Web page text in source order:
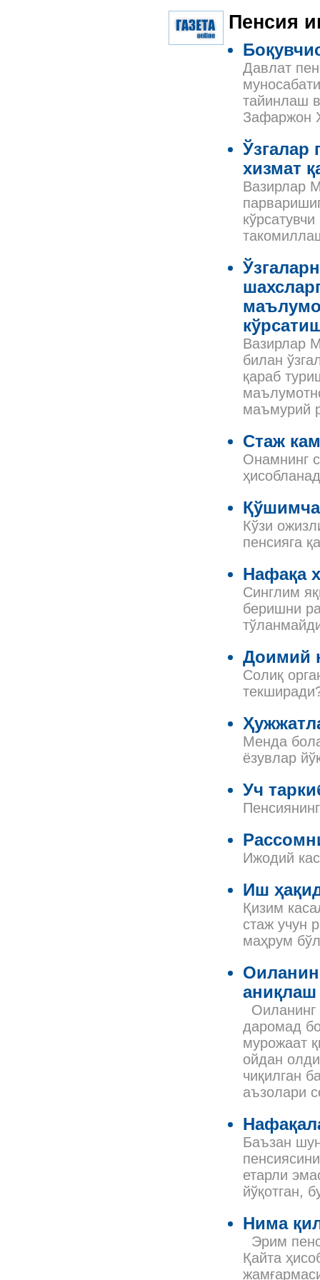
Пенсия
Давлат
тайинлаш
Зафаржон
Ўзгалар
хизмат
Вазирлар
Вазирлар
билан
қараб
маъмурий
Стаж
Онамнинг
Қўшимча
Кўзи
пенсияга
Нафақа
Синглим
беришни
Доимий
Солиқ
Менда
ёзувлар
Уч
Ижодий
Иш
Қизим
стаж учун
маҳрум
Оиланинг
даромад
мурожаат
ойдан
чиқилган
аъзолари
Баъзан
етарли
йўқотган,
Нима
Эрим
Қайта